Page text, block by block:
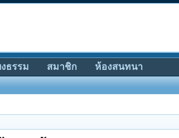
งธรรม สมาชิก ห้องสนทนา